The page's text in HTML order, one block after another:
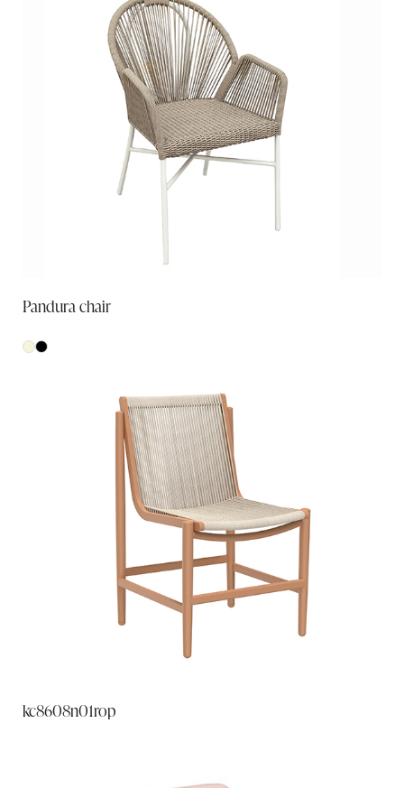
Pandura chair
kc8608n01rop